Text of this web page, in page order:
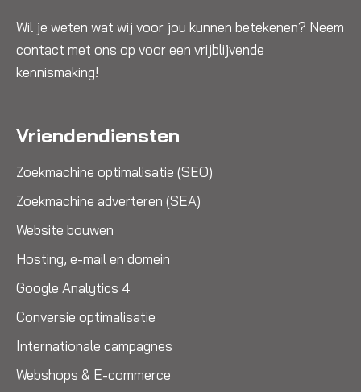
Wil je weten wat wij voor jou kunnen betekenen? Neem
contact met ons op voor een vrijblijvende
kennismaking!
Vriendendiensten
Zoekmachine optimalisatie (SEO)
Zoekmachine adverteren (SEA)
Website bouwen
Hosting, e-mail en domein
Google Analytics 4
Conversie optimalisatie
Internationale campagnes
Webshops & E-commerce